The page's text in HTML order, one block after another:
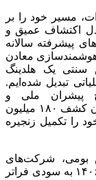
مسیر خود را بر
دل اکتشاف عمیق و
پیشرفته سالانه
معادن
سنتی یک هلدینگ
تبدیل شده‌ایم.
پیشران ملی و
سرمایه‌گذاری گسترده در اکتشاف (که نتیجه آن کشف ۱۸۰ میلیون
را تکمیل زنجیره
بومی، شرکت‌های
دانش‌بنیان و نیروی انسانی متخصص، در افق ۱۴۰۶ به سودی فراتر